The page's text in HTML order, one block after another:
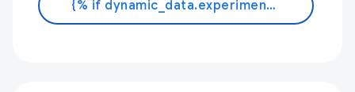
{% if dynamic_data.experiments.IdentityButtonTextFeature.button_variant == 'variant_a' %}Узнать больше{% else %}Читать документацию{% endif %}